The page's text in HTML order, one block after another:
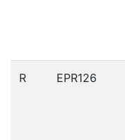
R EPR126